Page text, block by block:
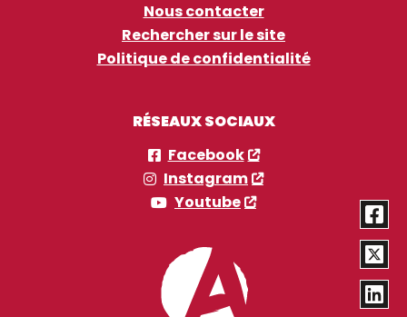
Nous contacter
Rechercher sur le site
Politique de confidentialité
RÉSEAUX SOCIAUX
Facebook
Instagram
Youtube